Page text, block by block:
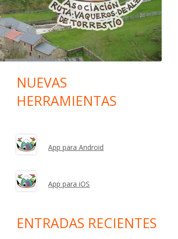
Barra
lateral
NUEVAS
HERRAMIENTAS
App para Android
App para iOS
ENTRADAS RECIENTES